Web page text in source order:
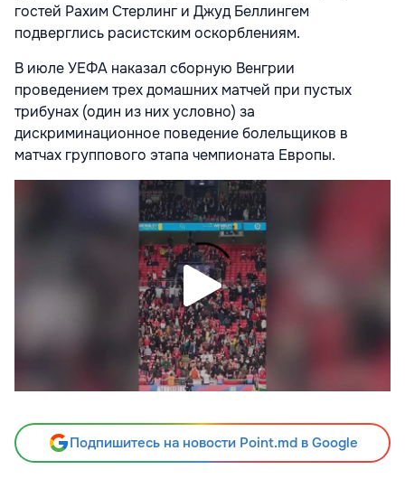
гостей Рахим Стерлинг и Джуд Беллингем
подверглись расистским оскорблениям.
В июле УЕФА наказал сборную Венгрии
проведением трех домашних матчей при пустых
трибунах (один из них условно) за
дискриминационное поведение болельщиков в
матчах группового этапа чемпионата Европы.
Подпишитесь на новости Point.md в Google